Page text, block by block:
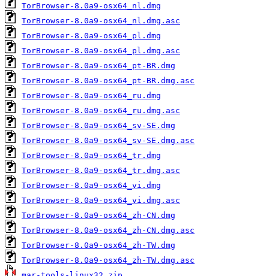
TorBrowser-8.0a9-osx64_nl.dmg
TorBrowser-8.0a9-osx64_nl.dmg.asc
TorBrowser-8.0a9-osx64_pl.dmg
TorBrowser-8.0a9-osx64_pl.dmg.asc
TorBrowser-8.0a9-osx64_pt-BR.dmg
TorBrowser-8.0a9-osx64_pt-BR.dmg.asc
TorBrowser-8.0a9-osx64_ru.dmg
TorBrowser-8.0a9-osx64_ru.dmg.asc
TorBrowser-8.0a9-osx64_sv-SE.dmg
TorBrowser-8.0a9-osx64_sv-SE.dmg.asc
TorBrowser-8.0a9-osx64_tr.dmg
TorBrowser-8.0a9-osx64_tr.dmg.asc
TorBrowser-8.0a9-osx64_vi.dmg
TorBrowser-8.0a9-osx64_vi.dmg.asc
TorBrowser-8.0a9-osx64_zh-CN.dmg
TorBrowser-8.0a9-osx64_zh-CN.dmg.asc
TorBrowser-8.0a9-osx64_zh-TW.dmg
TorBrowser-8.0a9-osx64_zh-TW.dmg.asc